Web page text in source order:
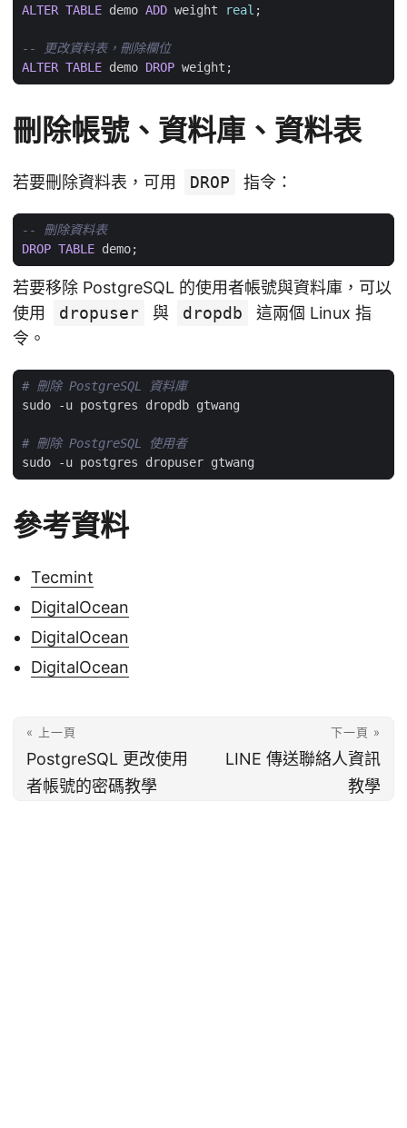
ALTER TABLE demo ADD weight real ;
ALTER TABLE demo DROP weight ;
刪除帳號、資料庫、資料表
若要刪除資料表，可用 DROP 指令：
DROP TABLE demo;
若要移除 PostgreSQL 的使用者帳號與資料庫，可以
使用
dropuser 與 dropdb
這兩個 Linux 指
令。
# 刪除 PostgreSQL 資料庫
# 刪除 PostgreSQL 使用者
參考資料
Tecmint
DigitalOcean
DigitalOcean
DigitalOcean
« 上一頁
PostgreSQL 更改使用
者帳號的密碼教學
下一頁 »
LINE 傳送聯絡人資訊
教學